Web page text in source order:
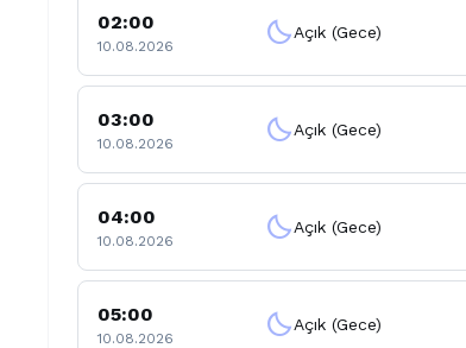
02:00
10.08.2026 clear_nightAçık (Gece)
03:00
10.08.2026 clear_nightAçık (Gece)
04:00
10.08.2026 clear_nightAçık (Gece)
05:00
10.08.2026 clear_nightAçık (Gece)